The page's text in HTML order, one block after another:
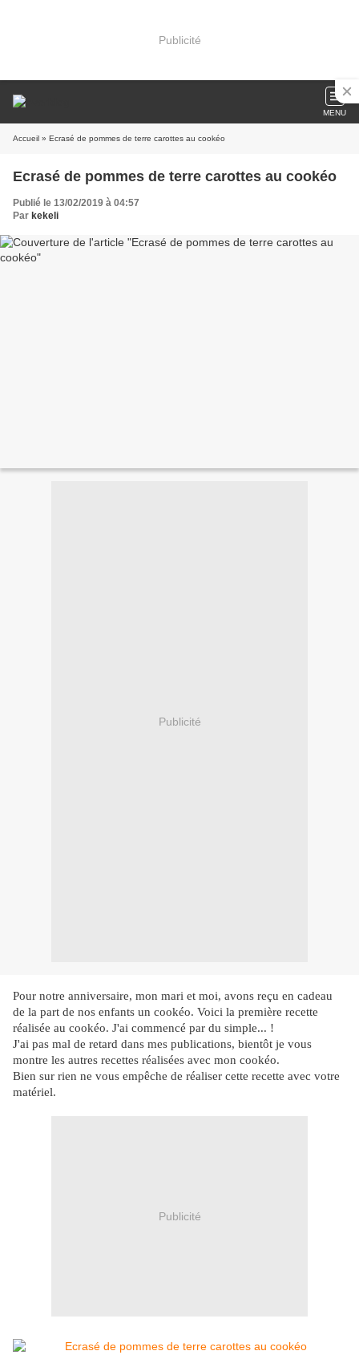
Publicité
MENU
Accueil » Ecrasé de pommes de terre carottes au cookéo
Ecrasé de pommes de terre carottes au cookéo
Publié le 13/02/2019 à 04:57
Par kekeli
Publicité
Pour notre anniversaire, mon mari et moi, avons reçu en cadeau
de la part de nos enfants un cookéo. Voici la première recette
réalisée au cookéo. J'ai commencé par du simple... !
J'ai pas mal de retard dans mes publications, bientôt je vous
montre les autres recettes réalisées avec mon cookéo.
Bien sur rien ne vous empêche de réaliser cette recette avec votre
matériel.
Publicité